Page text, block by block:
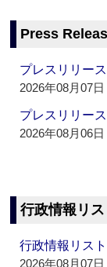
Press
プレスリリー
2026年08月07日
プレスリリー
2026年08月06日
行政情報リス
行政情報リス
2026年08月07日